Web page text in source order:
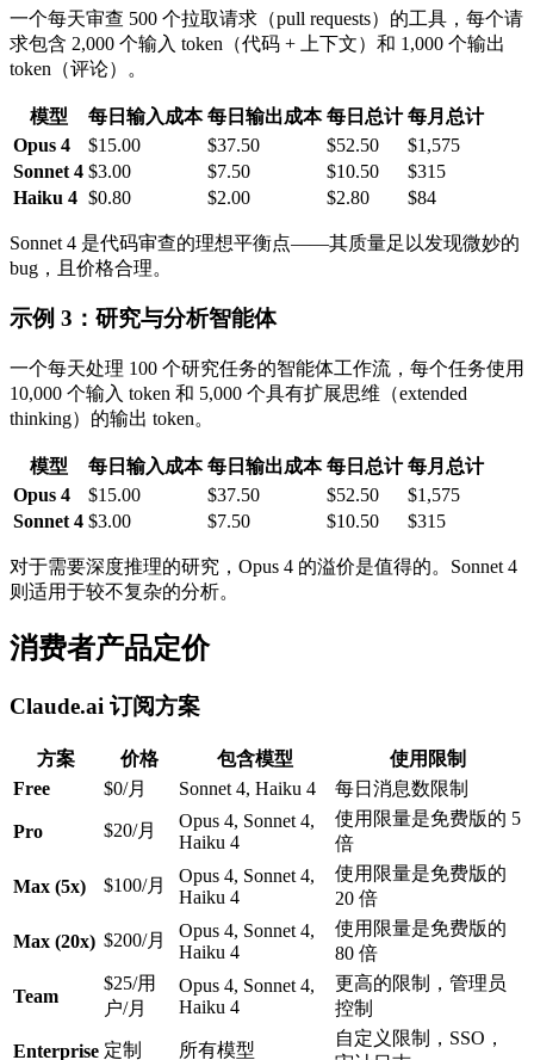
一个每天审查 500 个拉取请求（pull requests）的工具，每个请
求包含 2,000 个输入 token（代码 + 上下文）和 1,000 个输出
token（评论）。
模型 每日输入成本 每日输出成本 每日总计 每月总计
Opus 4
$15.00 $37.50 $52.50
$1,575
Sonnet 4 $3.00 $7.50 $10.50
$315
Haiku 4 $0.80 $2.00 $2.80 $84
Sonnet 4 是代码审查的理想平衡点——其质量足以发现微妙的
bug，且价格合理。
示例 3：研究与分析智能体
一个每天处理 100 个研究任务的智能体工作流，每个任务使用
10,000 个输入 token 和 5,000 个具有扩展思维（extended
thinking）的输出 token。
模型 每日输入成本 每日输出成本 每日总计 每月总计
Opus 4
$15.00 $37.50 $52.50
$1,575
Sonnet 4 $3.00 $7.50 $10.50 $315
对于需要深度推理的研究，Opus 4 的溢价是值得的。Sonnet 4
则适用于较不复杂的分析。
消费者产品定价
Claude.ai 订阅方案
方案 价格 包含模型
使用限制
Free
$0/月 Sonnet 4, Haiku 4 每日消息数限制
Pro $20/月
Opus 4, Sonnet 4,
Haiku 4
使用限量是免费版的 5
倍
Max (5x) $100/月
Opus 4, Sonnet 4,
Haiku 4
使用限量是免费版的
20 倍
Max (20x) $200/月
Opus 4, Sonnet 4,
Haiku 4
使用限量是免费版的
80 倍
Team
$25/用
户/月
Opus 4, Sonnet 4,
Haiku 4
更高的限制，管理员
控制
Enterprise 定制 所有模型
自定义限制，SSO，